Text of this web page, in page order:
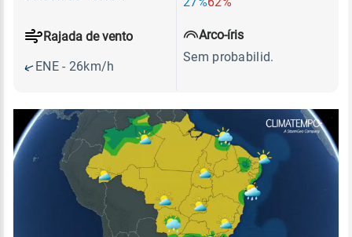
Rajada de vento
ENE - 26km/h
Arco-íris
Sem probabilid.